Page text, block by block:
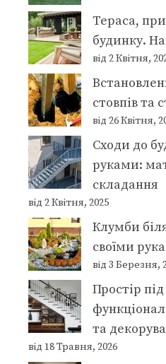
Тераса,
будинку.
від 2 Квітня,
стовпів та
від 26 Квітня,
Сходи до
руками:
складання
від 2 Квітня, 2025
Клумби
своїми
від 3 Березня,
Простір
та
від 18 Травня, 2026